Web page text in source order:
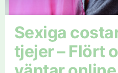
Sexiga
tjejer – Flört